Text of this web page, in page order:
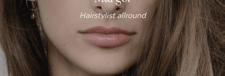
Hairstylist allround